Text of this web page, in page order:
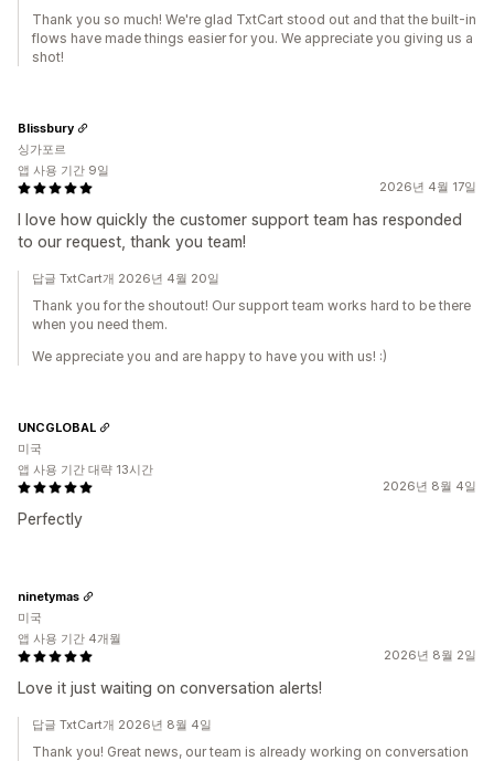
Thank you so much! We're glad TxtCart stood out and that the built-in
flows have made things easier for you. We appreciate you giving us a
shot!
2026년 4월 17일
I love how quickly the customer support team has responded
to our request, thank you team!
Blissbury
싱가포르
앱 사용 기간 9일
답글 TxtCart개 2026년 4월 20일
Thank you for the shoutout! Our support team works hard to be there
when you need them.
We appreciate you and are happy to have you with us! :)
2026년 8월 4일
Perfectly
UNCGLOBAL
미국
앱 사용 기간 대략 13시간
2026년 8월 2일
Love it just waiting on conversation alerts!
ninetymas
미국
앱 사용 기간 4개월
답글 TxtCart개 2026년 8월 4일
Thank you! Great news, our team is already working on conversation